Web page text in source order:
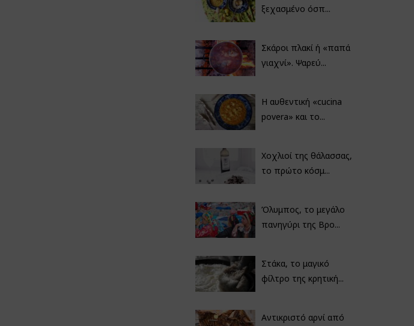
ξεχασμένο όσπ...
Σκάροι πλακί ή «παπά
γιαχνί». Ψαρεύ...
Η αυθεντική «cucina
povera» και το...
Χοχλιοί της θάλασσας,
το πρώτο κόσμ...
Όλυμπος, το μεγάλο
πανηγύρι της Βρο...
Στάκα, το μαγικό
φίλτρο της κρητική...
Αντικριστό αρνί από